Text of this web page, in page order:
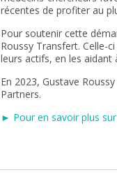
récentes de profiter au
Pour soutenir cette
Roussy Transfert. Celle-
leurs actifs, en les aidant
En 2023, Gustave
Partners.
► Pour en savoir plus